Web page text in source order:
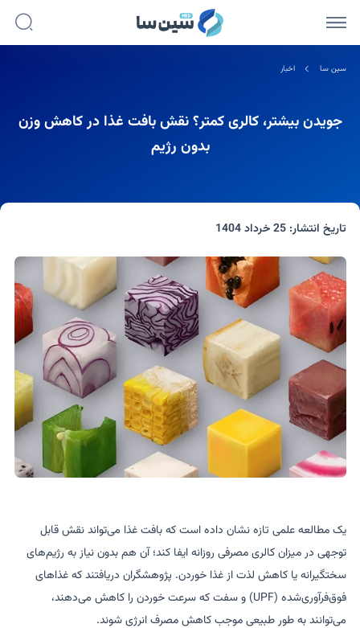
سین سا اخبار
جویدن بیشتر، کالری کمتر؟ نقش بافت غذا در کاهش وزن
بدون رژیم
تاریخ انتشار:25 خرداد 1404
یک مطالعه علمی تازه نشان داده است که بافت غذا می‌تواند نقش قابل
توجهی در میزان کالری مصرفی روزانه ایفا کند؛ آن هم بدون نیاز به رژیم‌های
سختگیرانه یا کاهش لذت از غذا خوردن. پژوهشگران دریافتند که غذاهای
فوق‌فرآوری‌شده (UPF) و سفت که سرعت خوردن را کاهش می‌دهند،
می‌توانند به طور طبیعی موجب کاهش مصرف انرژی شوند.